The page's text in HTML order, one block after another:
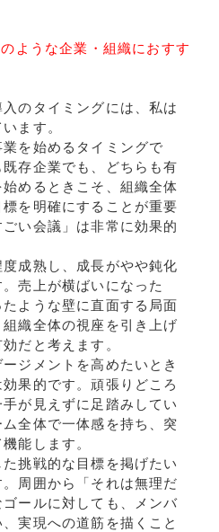
ような企業・組織におすす
のタイミングには、私は
ます。
を始めるタイミングで
存企業でも、どちらも有
めるときこそ、組織全体
を明確にすることが重要
い会議」は非常に効果的
成熟し、成長がやや鈍化
売上が横ばいになった
ような壁に直面する局面
織全体の視座を引き上げ
だと考えます。
ジメントを高めたいとき
果的です。頑張りどころ
が見えずに足踏みしてい
全体で一体感を持ち、突
能します。
挑戦的な目標を掲げたい
周囲から「それは無理だ
ールに対しても、メンバ
実現への道筋を描くこと